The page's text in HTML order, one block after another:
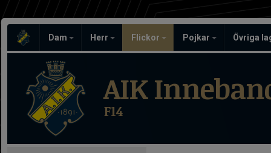
Dam Herr Flickor Pojkar Övriga
AIK
F14